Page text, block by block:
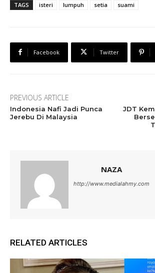
TAGS isteri lumpuh setia suami
Facebook Twitter
PREVIOUS ARTICLE
Indonesia Nafi Jadi Punca
Jerebu Di Malaysia
JDT
NAZA
http://www.medialahmy.com
RELATED ARTICLES